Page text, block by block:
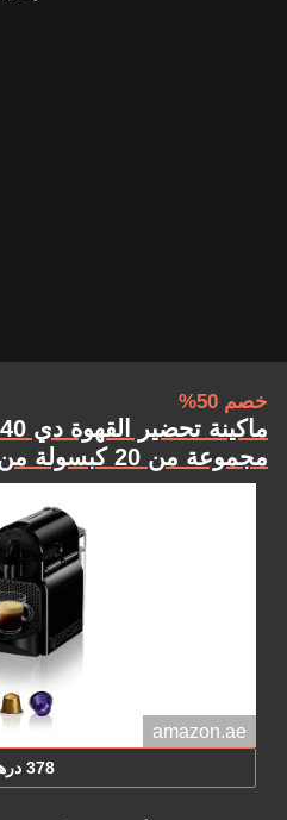
خصم 50%
مجموعة من 20 كبسولة من نسبريسو
amazon.ae
378 درهم